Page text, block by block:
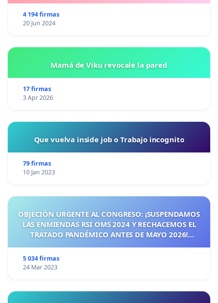
4 194 firmas
20 Jun 2024
Mamá de Viku revocale la pared
17 firmas
3 Apr 2026
Que vuelva inside job o Trabajo incognito
79 firmas
10 Jan 2023
OBJECIÓN URGENTE AL CONGRESO: ¡SUSPENDAMOS
LAS ENMIENDAS RSI OMS 2024 Y RECHACEMOS EL
TRATADO PANDÉMICO ANTES DE MAYO 2026!
5 034 firmas
24 Mar 2023